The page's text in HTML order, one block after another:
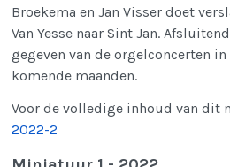
Broekema en Jan Visser doet
Van Yesse naar Sint Jan.
gegeven van de orgelconcerten
komende maanden.
Voor de volledige inhoud van dit
2022-2